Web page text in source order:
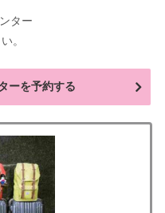
ター
。
ーを予約する